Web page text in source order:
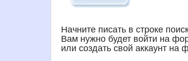
Начните писать в строке
Вам нужно будет войти на
или создать свой аккаунт